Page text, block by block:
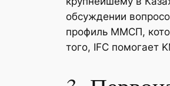
обсуждении
профиль ММСП,
того, IFC помогает